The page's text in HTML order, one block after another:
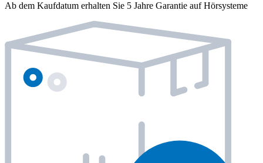
Ab dem Kaufdatum erhalten Sie 5 Jahre Garantie auf Hörsysteme